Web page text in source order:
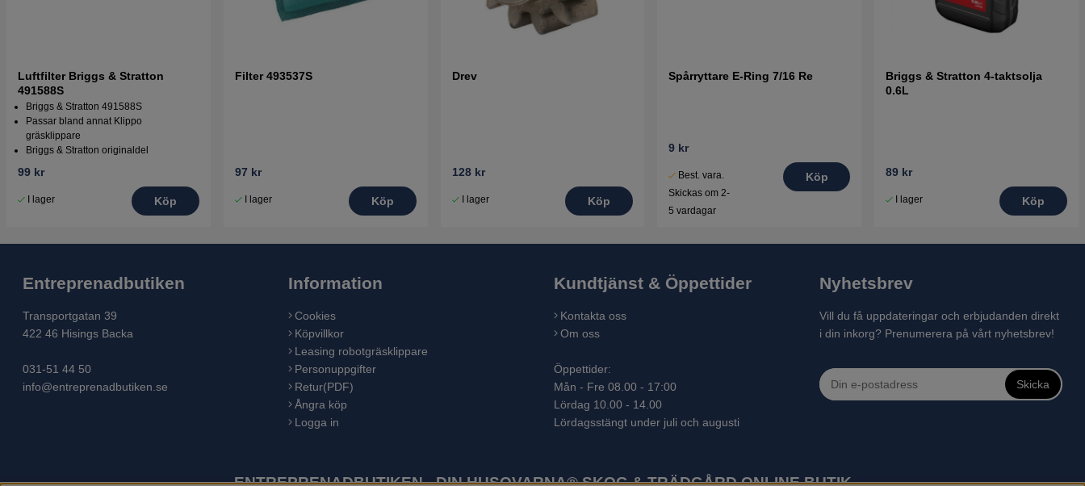
Luftfilter Briggs & Stratton
491588S
Briggs & Stratton 491588S
Passar bland annat Klippo
gräsklippare
Briggs & Stratton originaldel
99 kr
I lager Köp
Filter 493537S
97 kr
I lager Köp
Drev
128 kr
I lager Köp
Spårryttare E-Ring 7/16 Re
9 kr
Best. vara.
Skickas om 2-
5 vardagar
Köp
Briggs & Stratton 4-taktsolja
0.6L
89 kr
I lager Köp
Entreprenadbutiken
Transportgatan 39
422 46 Hisings Backa
031-51 44 50
info@entreprenadbutiken.se
Information
Cookies
Köpvillkor
Leasing robotgräsklippare
Personuppgifter
Retur(PDF)
Ångra köp
Logga in
Kundtjänst & Öppettider
Kontakta oss
Om oss
Öppettider:
Mån - Fre 08.00 - 17:00
Lördag 10.00 - 14.00
Lördagsstängt under juli och augusti
Nyhetsbrev
Vill du få uppdateringar och erbjudanden direkt
i din inkorg? Prenumerera på vårt nyhetsbrev!
Skicka
ENTREPRENADBUTIKEN - DIN HUSQVARNA® SKOG & TRÄDGÅRD ONLINE BUTIK